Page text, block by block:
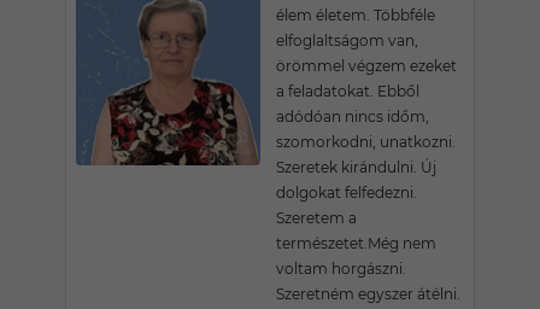
élem életem. Többféle
elfoglaltságom van,
örömmel végzem ezeket
a feladatokat. Ebből
adódóan nincs időm,
szomorkodni, unatkozni.
Szeretek kirándulni. Új
dolgokat felfedezni.
Szeretem a
természetet.Még nem
voltam horgászni.
Szeretném egyszer átélni.